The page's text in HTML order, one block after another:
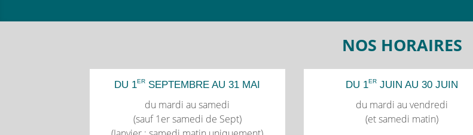
NOS HORAIRES
DU 1ER SEPTEMBRE AU 31 MAI
du mardi au samedi
(sauf 1er samedi de Sept)
DU 1ERJUIN AU 30 JUIN
du mardi au vendredi
(et samedi matin)